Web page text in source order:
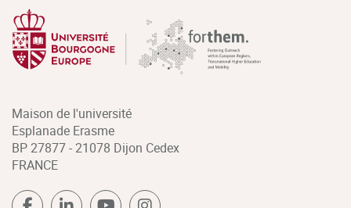
Maison de l'université
Esplanade Erasme
BP 27877 - 21078 Dijon Cedex
FRANCE